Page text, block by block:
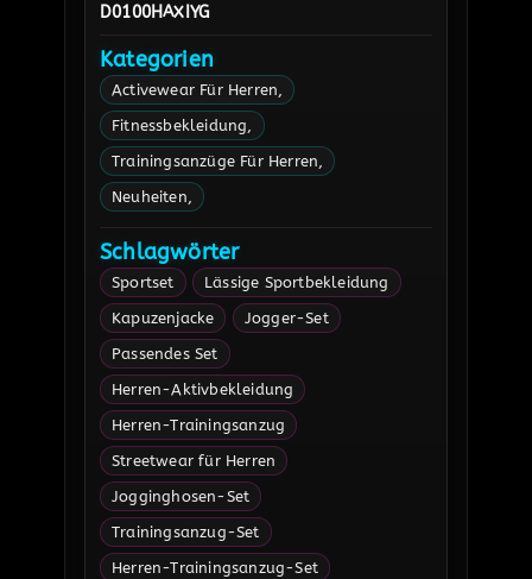
D0100HAXIYG
Kategorien
Activewear Für Herren
Fitnessbekleidung
Trainingsanzüge Für Herren
Neuheiten
Schlagwörter
Sportset
Lässige Sportbekleidung
Kapuzenjacke
Jogger-Set
Passendes Set
Herren-Aktivbekleidung
Herren-Trainingsanzug
Streetwear für Herren
Jogginghosen-Set
Trainingsanzug-Set
Herren-Trainingsanzug-Set